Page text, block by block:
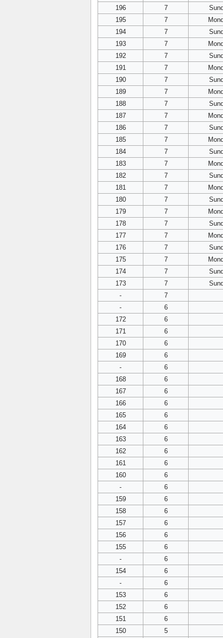
196
7
195
7
194
7
193
7
192
7
191
7
190
7
189
7
188
7
187
7
186
7
185
7
184
7
183
7
182
7
181
7
180
7
179
7
178
7
177
7
176
7
175
7
174
7
173
7
-
7
-
6
172
6
171
6
170
6
169
6
-
6
168
6
167
6
166
6
165
6
164
6
163
6
162
6
161
6
160
6
-
6
159
6
158
6
157
6
156
6
155
6
-
6
154
6
-
6
153
6
152
6
151
6
150
5